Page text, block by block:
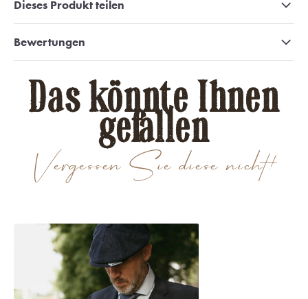
Dieses Produkt teilen
Bewertungen
Vergessen Sie diese nicht!
Das könnte Ihnen
gefallen